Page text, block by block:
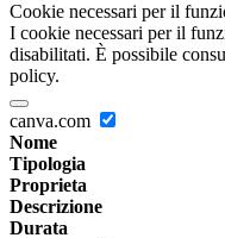
Cookie necessari per il
I cookie necessari per il
disabilitati. È possibile
policy.
canva.com
Nome
Tipologia
Proprieta
Descrizione
Durata